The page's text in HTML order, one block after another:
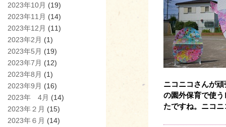
2023年10月 (19)
2023年11月 (14)
2023年12月 (11)
2023年2月 (1)
2023年5月 (19)
2023年7月 (12)
2023年8月 (1)
2023年9月 (16)
2023年 4月 (14)
2023年２月 (15)
2023年６月 (14)
ニコニコさんが
の園外保育で使
たですね。ニコ